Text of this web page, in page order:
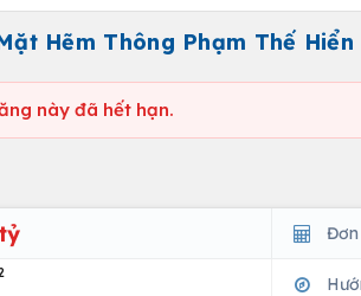
Hẽm Thông Phạm Thế
này đã hết hạn.